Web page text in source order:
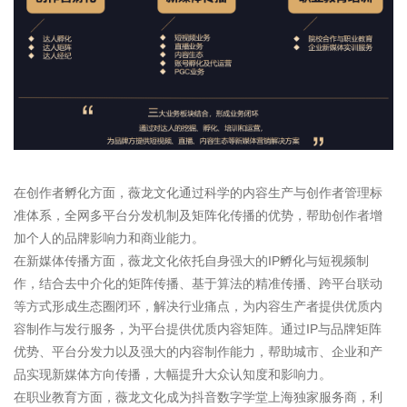
在创作者孵化方面，薇龙文化通过科学的内容生产与创作者管理标
准体系，全网多平台分发机制及矩阵化传播的优势，帮助创作者增
加个人的品牌影响力和商业能力。
在新媒体传播方面，薇龙文化依托自身强大的IP孵化与短视频制
作，结合去中介化的矩阵传播、基于算法的精准传播、跨平台联动
等方式形成生态圈闭环，解决行业痛点，为内容生产者提供优质内
容制作与发行服务，为平台提供优质内容矩阵。通过IP与品牌矩阵
优势、平台分发力以及强大的内容制作能力，帮助城市、企业和产
品实现新媒体方向传播，大幅提升大众认知度和影响力。
在职业教育方面，薇龙文化成为抖音数字学堂上海独家服务商，利